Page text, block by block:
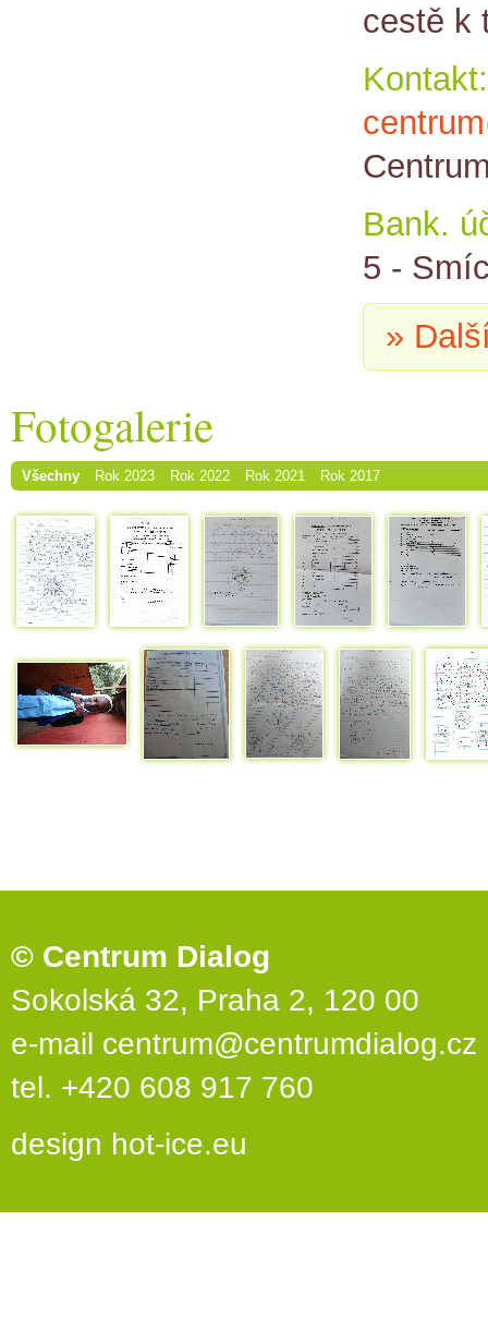
cestě k
Kontakt:
Bank.
5 -
»
Fotogalerie
Všechny Rok 2023 Rok 2022 Rok 2021 Rok 2017
© Centrum Dialog
Sokolská 32, Praha 2, 120 00
e-mail centrum@centrumdialog.cz
tel. +420 608 917 760
design hot-ice.eu